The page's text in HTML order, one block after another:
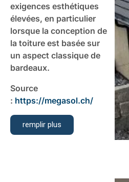
exigences esthétiques
élevées, en particulier
lorsque la conception de
la toiture est basée sur
un aspect classique de
bardeaux.
Source
: https://megasol.ch/
remplir plus